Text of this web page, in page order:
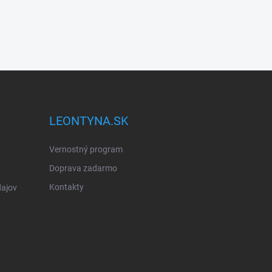
LEONTYNA.SK
Vernostný program
Doprava zadarmo
Kontakty